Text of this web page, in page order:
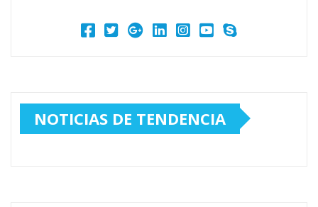
NOTICIAS DE TENDENCIA